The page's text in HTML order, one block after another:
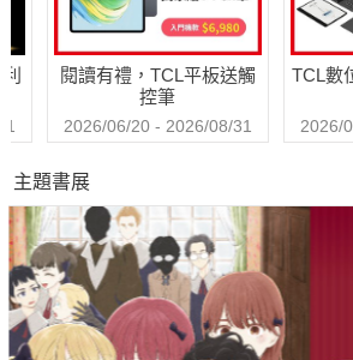
看見非營利組織的困境與特殊之處，
提出一套名為「精實影響力」的創新方法：
．設定遠大目標：不要只著眼於已經能做到
變！
．從小規模做起：經由反覆迭代改良，長期
效。
閱讀有禮，TCL平板送觸
控筆
2026/06/20 - 2026/08/31
TCL數
2026/
主題書展